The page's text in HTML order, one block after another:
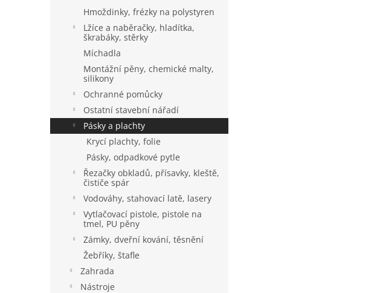
Hmoždinky, frézky na polystyren
Lžíce a naběračky, hladítka,
škrabáky, stěrky
Míchadla
Montážní pěny, chemické malty,
silikony
Ochranné pomůcky
Ostatní stavební nářadí
Pásky a plachty
Krycí plachty, folie
Pásky, odpadkové pytle
Řezačky obkladů, přísavky, kleště,
čističe spár
Vodováhy, stahovací latě, lasery
Vytlačovací pistole, pistole na
tmel, PU pěny
Zámky, dveřní kování, těsnění
Žebříky, štafle
Zahrada
Nástroje